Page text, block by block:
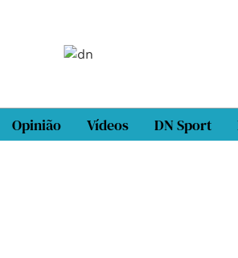
Opinião Vídeos DN Sport